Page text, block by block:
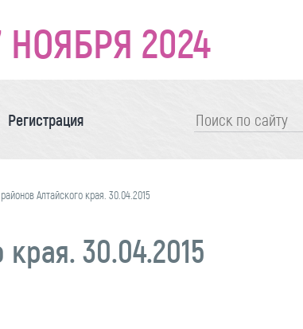
2024
Регистрация
Алтайского края. 30.04.2015
30.04.2015